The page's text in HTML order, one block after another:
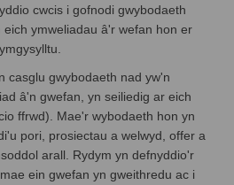
cwcis i gofnodi gwybodaeth
ymweliadau â'r wefan hon er
casglu gwybodaeth nad yw'n
â'n gwefan, yn seiliedig ar eich
ffrwd). Mae'r wybodaeth hon yn
pori, prosiectau a welwyd, offer a
arall. Rydym yn defnyddio'r
ein gwefan yn gweithredu ac i